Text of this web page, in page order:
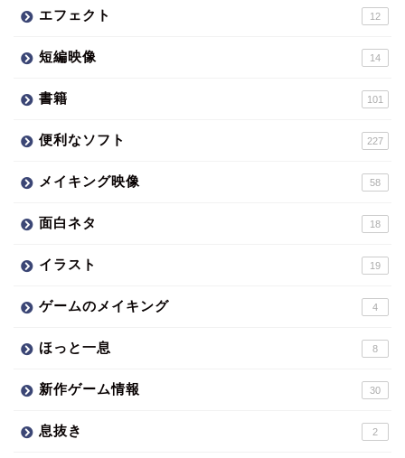
エフェクト 12
短編映像 14
書籍 101
便利なソフト 227
メイキング映像 58
面白ネタ 18
イラスト 19
ゲームのメイキング 4
ほっと一息 8
新作ゲーム情報 30
息抜き 2